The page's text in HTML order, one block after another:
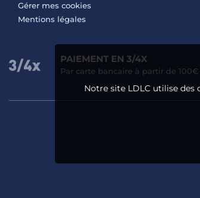
Gérer mes cookies
Mentions légales
PAIEMENT EN 3/4X
Par carte bancaire à partir de 100€
Notre site LDLC utilise des